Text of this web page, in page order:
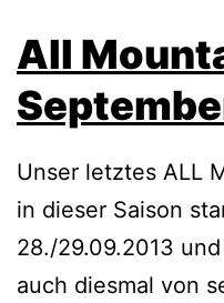
All
Unser letztes ALL
in dieser Saison
28./29.09.2013
auch diesmal von